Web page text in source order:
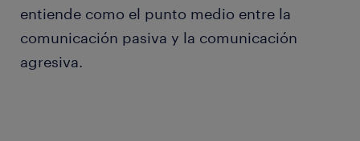
entiende como el punto medio entre la
comunicación pasiva y la comunicación
agresiva.